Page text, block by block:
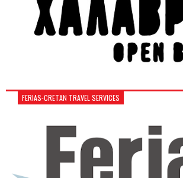
FERIAS-CRETAN TRAVEL SERVICES